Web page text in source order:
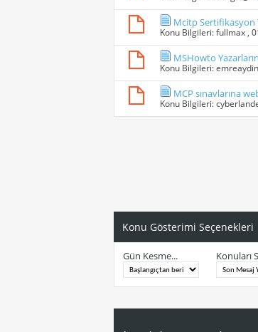
Mcitp Sertifikasyon
Konu Bilgileri:fullmax ,
MSHowto
Konu Bilgileri:emreaydin
MCP sınavlarına
Konu Bilgileri:
Konu Gösterimi Seçenekleri
Gün Kesme... Konuları